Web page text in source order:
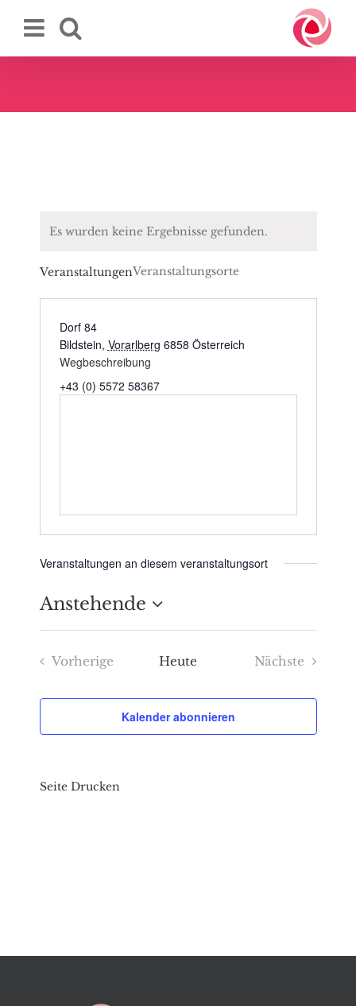
Inhalt
Es wurden keine Ergebnisse gefunden.
VeranstaltungenVeranstaltungsorte
Dorf 84
Bildstein, Vorarlberg 6858 Österreich
Wegbeschreibung
+43 (0) 5572 58367
Veranstaltungen an diesem veranstaltungsort
Anstehende
Datum
wählen.
Vorherige
Heute
Nächste
Kalender abonnieren
Seite Drucken